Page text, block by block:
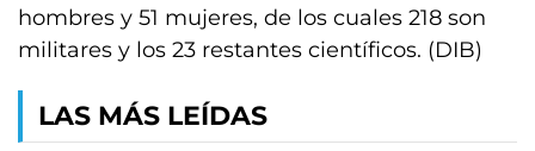
hombres y 51 mujeres, de los cuales 218 son
militares y los 23 restantes científicos. (DIB)
LAS MÁS LEÍDAS